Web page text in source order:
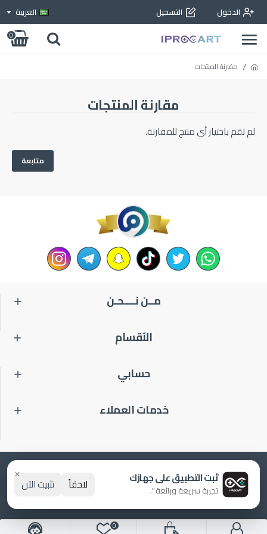
الدخول التسجيل العربية
0
مقارنة المنتجات
مقارنة المنتجات
لم تقم باختيار أي منتج للمقارنة.
متابعة
مــن نــــحـن
الآقسام
حسابي
خدمات العملاء
الحقوق لـ برو كارت© 2021 بـ♥️ من ESHOPS
0
ثبت التطبيق على جهازك
تجربة سريعة ورائعة ". لاحقاً تثبيت الآن
×